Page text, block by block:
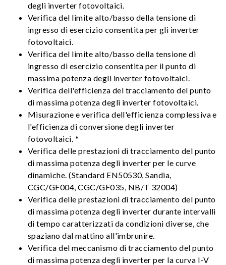
degli inverter fotovoltaici.
Verifica del limite alto/basso della tensione di
ingresso di esercizio consentita per gli inverter
fotovoltaici.
Verifica del limite alto/basso della tensione di
ingresso di esercizio consentita per il punto di
massima potenza degli inverter fotovoltaici.
Verifica dell'efficienza del tracciamento del punto
di massima potenza degli inverter fotovoltaici.
Misurazione e verifica dell'efficienza complessiva e
l'efficienza di conversione degli inverter
fotovoltaici. *
Verifica delle prestazioni di tracciamento del punto
di massima potenza degli inverter per le curve
dinamiche. (Standard EN50530, Sandia,
CGC/GF004, CGC/GF035, NB/T 32004)
Verifica delle prestazioni di tracciamento del punto
di massima potenza degli inverter durante intervalli
di tempo caratterizzati da condizioni diverse, che
spaziano dal mattino all'imbrunire.
Verifica del meccanismo di tracciamento del punto
di massima potenza degli inverter per la curva I-V